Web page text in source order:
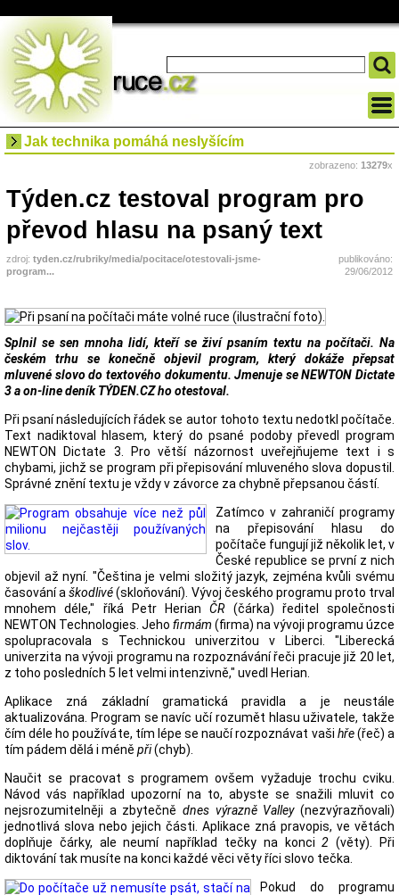
Jak technika pomáhá neslyšícím
zobrazeno: 13279x
Týden.cz testoval program pro
převod hlasu na psaný text
zdroj: tyden.cz/rubriky/media/pocitace/otestovali-jsme-
program...
publikováno:
29/06/2012
Splnil se sen mnoha lidí, kteří se živí psaním textu na počítači. Na
českém trhu se konečně objevil program, který dokáže přepsat
mluvené slovo do textového dokumentu. Jmenuje se NEWTON Dictate
3 a on-line deník TÝDEN.CZ ho otestoval.
Při psaní následujících řádek se autor tohoto textu nedotkl počítače.
Text nadiktoval hlasem, který do psané podoby převedl program
NEWTON Dictate 3. Pro větší názornost uveřejňujeme text i s
chybami, jichž se program při přepisování mluveného slova dopustil.
Správné znění textu je vždy v závorce za chybně přepsanou částí.
Zatímco v zahraničí programy
na přepisování hlasu do
počítače fungují již několik let, v
České republice se první z nich
objevil až nyní. "Čeština je velmi složitý jazyk, zejména kvůli svému
časování aškodlivé(skloňování). Vývoj českého programu proto trval
mnohem déle," říká Petr HerianČR(čárka) ředitel společnosti
NEWTON Technologies. Jeho firmám (firma) na vývoji programu úzce
spolupracovala s Technickou univerzitou v Liberci. "Liberecká
univerzita na vývoji programu na rozpoznávání řeči pracuje již 20 let,
z toho posledních 5 let velmi intenzivně," uvedl Herian.
Aplikace zná základní gramatická pravidla a je neustále
aktualizována. Program se navíc učí rozumět hlasu uživatele, takže
čím déle ho používáte, tím lépe se naučí rozpoznávat vaši hře(řeč) a
tím pádem dělá i méně při(chyb).
Naučit se pracovat s programem ovšem vyžaduje trochu cviku.
Návod vás například upozorní na to, abyste se snažili mluvit co
nejsrozumitelněji a zbytečně dnes výrazně Valley(nezvýrazňovali)
jednotlivá slova nebo jejich části. Aplikace zná pravopis, ve větách
doplňuje čárky, ale neumí například tečky na konci2 (věty). Při
diktování tak musíte na konci každé věci věty říci slovo tečka.
Pokud do programu